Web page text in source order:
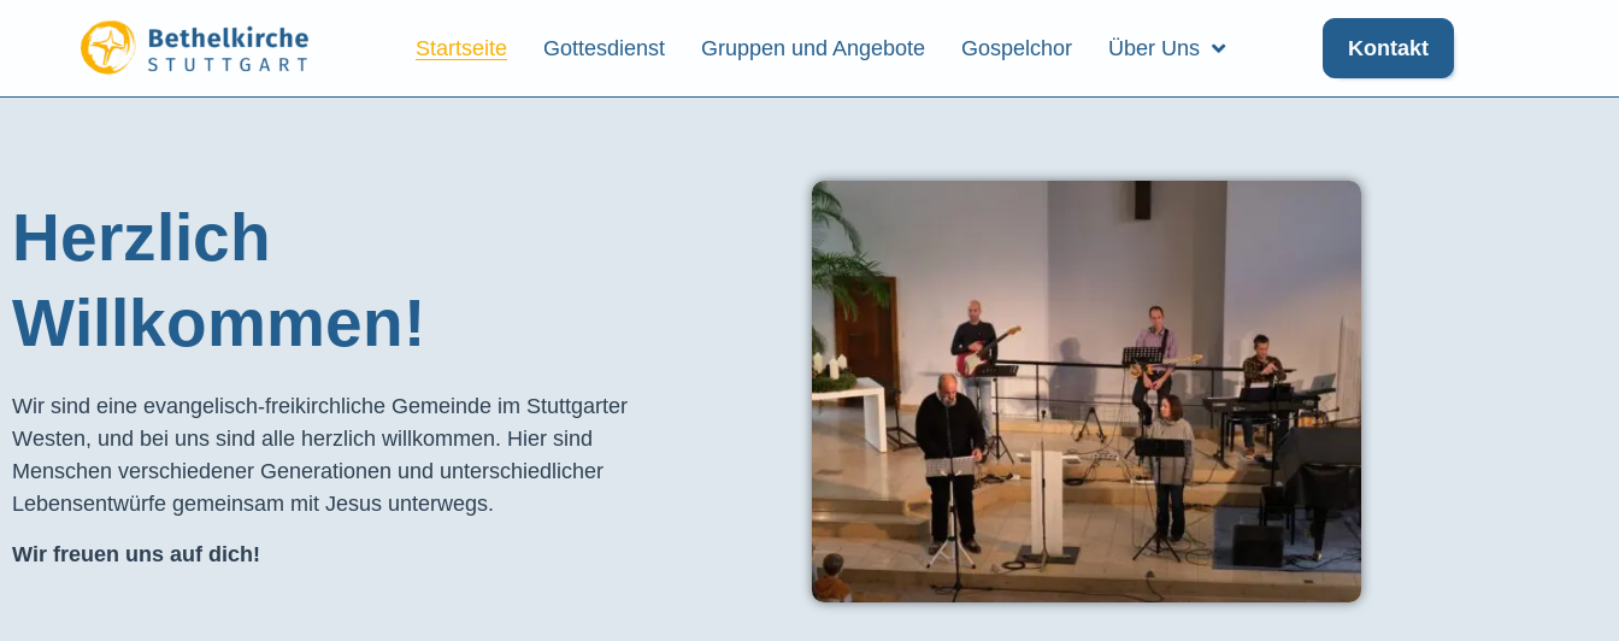
Startseite Gottesdienst Gruppen und Angebote Gospelchor Über Uns Kontakt
Herzlich
Willkommen!
Wir sind eine evangelisch-freikirchliche Gemeinde im Stuttgarter
Westen, und bei uns sind alle herzlich willkommen. Hier sind
Menschen verschiedener Generationen und unterschiedlicher
Lebensentwürfe gemeinsam mit Jesus unterwegs.
Wir freuen uns auf dich!